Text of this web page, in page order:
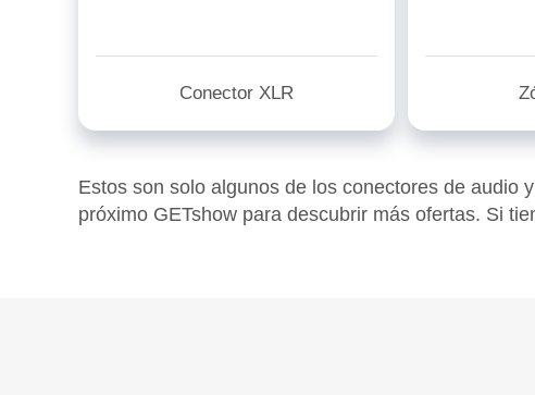
Conector XLR
Estos son solo algunos de los conectores de audio
próximo GETshow para descubrir más ofertas. Si